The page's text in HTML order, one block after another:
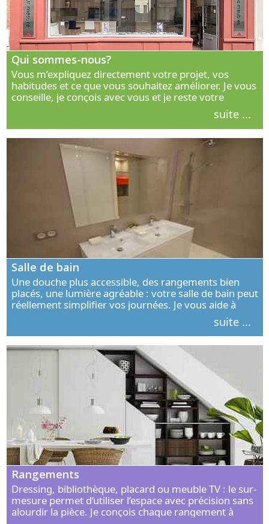
Qui sommes-nous?
Vous m’expliquez directement votre projet, vos
habitudes et ce que vous souhaitez améliorer. Je vous
conseille, je conçois avec vous et je reste votre
interlocuteur principal. Découvrez ma façon de vous
suite ...
Salle de bain
Une douche plus accessible, des rangements bien
placés, une lumière agréable : votre salle de bain peut
réellement simplifier vos journées. Je vous aide à
concevoir un espace élégant, confortable et adapté à
suite ...
Rangements
Dressing, bibliothèque, placard ou meuble TV : le sur-
mesure permet d’utiliser l’espace avec précision sans
alourdir la pièce. Je conçois chaque rangement à